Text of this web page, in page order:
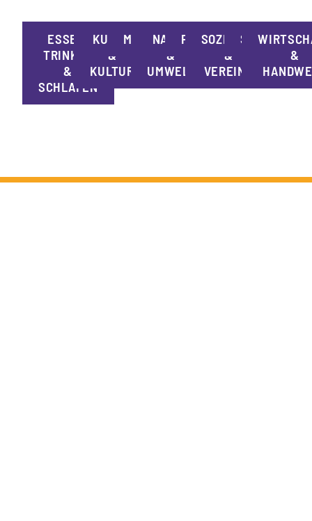
ESSEN,
TRINKEN
&
SCHLAFEN
KUNST
&
KULTUR
MOBILITÄT
NATUR
&
UMWELT
POLITIK
SOZIALES
&
VEREINE
SPORT
&